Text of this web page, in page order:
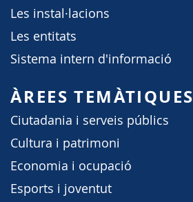
Les instal·lacions
Les entitats
Sistema intern d'informació
ÀREES TEMÀTIQUES
Ciutadania i serveis públics
Cultura i patrimoni
Economia i ocupació
Esports i joventut